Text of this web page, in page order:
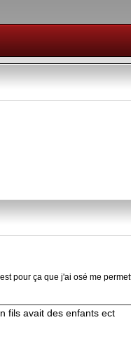
pour ça que j'ai osé me
fils avait des enfants ect